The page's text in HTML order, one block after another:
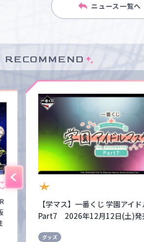
ニュース一覧へ
RECOMMEND
【学マス】一番くじ 学園アイ
Part7 2026年12月12日(土)発
グッズ